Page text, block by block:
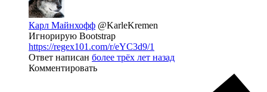
Карл Майнхофф @KarleKremen
Игнорирую Bootstrap
https://regex101.com/r/eYC3d9/1
Ответ написан более трёх лет назад
Комментировать